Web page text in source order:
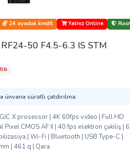
24 ayadək kredit Yalnız Online
50 F4.5-6.3 IS STM
ünvana sürətli çatdırılma
X prosessor | 4K 60fps video | Full HD
CMOS AF II | 40 fps elektron çəkiliş | 6
| Wi-Fi | Bluetooth | USB Type-C |
| 461 q | Qara